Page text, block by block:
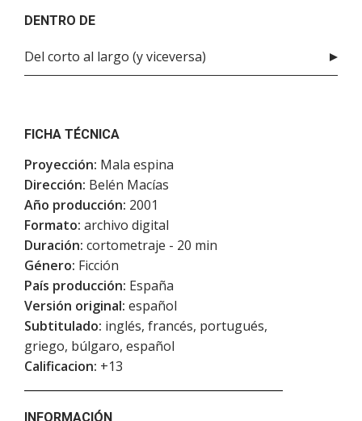
DENTRO DE
Del corto al largo (y viceversa)
FICHA TÉCNICA
Proyección: Mala espina
Dirección: Belén Macías
Año producción: 2001
Formato: archivo digital
Duración: cortometraje - 20 min
Género: Ficción
País producción: España
Versión original: español
Subtitulado: inglés, francés, portugués,
griego, búlgaro, español
Calificacion: +13
INFORMACIÓN